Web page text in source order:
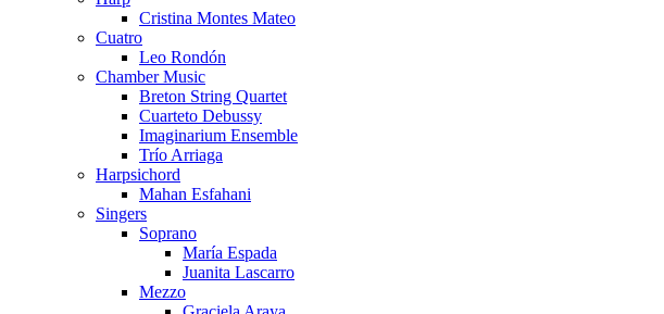
Cristina Montes Mateo
Cuatro
Leo Rondón
Chamber Music
Breton String Quartet
Cuarteto Debussy
Imaginarium Ensemble
Trío Arriaga
Harpsichord
Mahan Esfahani
Singers
Soprano
María Espada
Juanita Lascarro
Mezzo